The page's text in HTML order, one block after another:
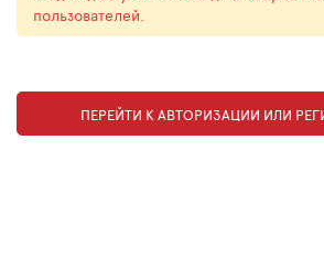
пользователей.
ПЕРЕЙТИ К АВТОРИЗАЦИИ ИЛИ